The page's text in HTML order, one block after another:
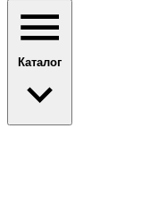
Каталог